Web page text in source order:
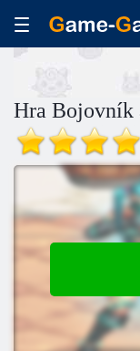
Hra Bojovník